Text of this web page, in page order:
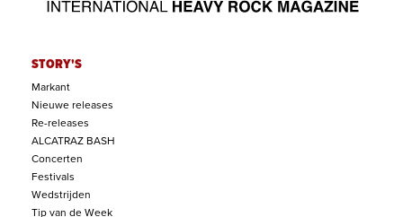
STORY'S
Markant
Nieuwe releases
Re-releases
ALCATRAZ BASH
Concerten
Festivals
Wedstrijden
Tip van de Week